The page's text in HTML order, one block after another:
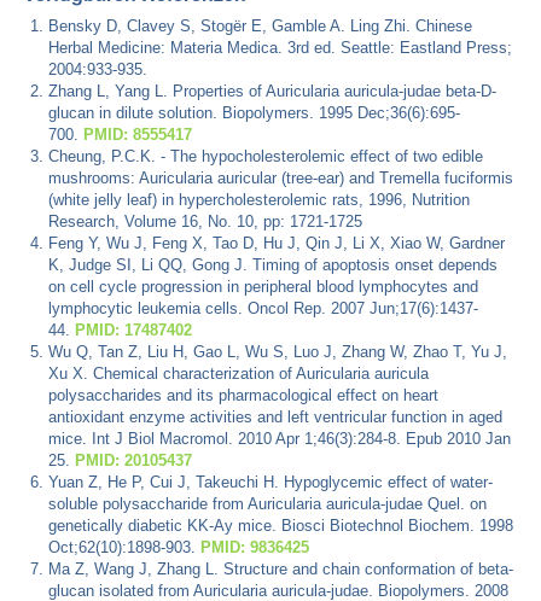
Bensky D, Clavey S, Stogër E, Gamble A. Ling Zhi. Chinese
Herbal Medicine: Materia Medica. 3rd ed. Seattle: Eastland Press;
2004:933-935.
Zhang L, Yang L. Properties of Auricularia auricula-judae beta-D-
glucan in dilute solution. Biopolymers. 1995 Dec;36(6):695-
700. PMID: 8555417
Cheung, P.C.K. - The hypocholesterolemic effect of two edible
mushrooms: Auricularia auricular (tree-ear) and Tremella fuciformis
(white jelly leaf) in hypercholesterolemic rats, 1996, Nutrition
Research, Volume 16, No. 10, pp: 1721-1725
Feng Y, Wu J, Feng X, Tao D, Hu J, Qin J, Li X, Xiao W, Gardner
K, Judge SI, Li QQ, Gong J. Timing of apoptosis onset depends
on cell cycle progression in peripheral blood lymphocytes and
lymphocytic leukemia cells. Oncol Rep. 2007 Jun;17(6):1437-
44. PMID: 17487402
Wu Q, Tan Z, Liu H, Gao L, Wu S, Luo J, Zhang W, Zhao T, Yu J,
Xu X. Chemical characterization of Auricularia auricula
polysaccharides and its pharmacological effect on heart
antioxidant enzyme activities and left ventricular function in aged
mice. Int J Biol Macromol. 2010 Apr 1;46(3):284-8. Epub 2010 Jan
25. PMID: 20105437
Yuan Z, He P, Cui J, Takeuchi H. Hypoglycemic effect of water-
soluble polysaccharide from Auricularia auricula-judae Quel. on
genetically diabetic KK-Ay mice. Biosci Biotechnol Biochem. 1998
Oct;62(10):1898-903. PMID: 9836425
Ma Z, Wang J, Zhang L. Structure and chain conformation of beta-
glucan isolated from Auricularia auricula-judae. Biopolymers. 2008